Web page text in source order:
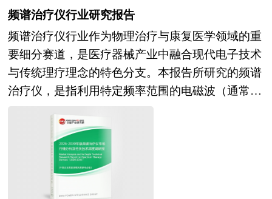
部、国家发改委、国家经济信息中心、国务院发展
研究中心、国家海关总署、全国商业信息中心、中
国经济景气监测中心、中国行业研究网、全国及海
外相关报刊杂志的基础信息以及试剂行业研究单位
等公布和提供的大量资料。报告对我国试剂行业的
析，重点分析了国内外试剂行业的发展现状、如何
面对行业的发展挑战、行业的发展建议、行业竞争
力，以及行业的投资分析和趋势预测等等。报告还
综合了试剂行业的整体发展动态，对行业在产品方
面提供了参考建议和具体解决办法。报告对于试剂
业激励机制将更加优化；治理升级维度，大健康产
业标准体系、质量监管及信用评价机制的完善，将
净化市场环境，提升行业发展质量。 本研究咨询
报告由中研普华咨询公司领衔撰写，在大量周密的
市场调研基础上，主要依据了国家统计局、国家商
展研究中心、国家海关总署、全国商业信息中心、
中国经济景气监测中心、中国行业研究网、全国及
海外相关报刊杂志的基础信息以及大健康行业研究
单位等公布和提供的大量资料。报告对我国大健康
色合成工艺、节能减排技术和循环经济模式也日益
成为原料药制造业的重要发展方向。 原料药行业
研究报告主要分析了原料药行业的国内外发展概
况、行业的发展环境、市场分析（市场规模、市场
结构、市场特点等）、竞争分析（行业集中度、竞
析、用户分析、替代品和互补品分析、行业主导驱
动因素、行业渠道分析、行业赢利能力、行业成长
性、行业偿债能力、行业营运能力、原料药行业重
点企业分析、子行业分析、区域市场分析、行业风
险分析、行业发展前景预测及相关的经营、投资建
局，如基因编辑、细胞治疗、AI辅助药物研发等领
业特征分析、产业发展目标和发展定位、产业发展
重点方向、产业空间引导和产业发展政策等。随着
中国对外开放程度的深化，经济全球化和区域化对
产业发展的影响显著增强，产业间的竞争层次和深
度也发生了变化。因此，科学预测产业发展趋势和
空间变化态势，对产业发展和规划具有重要的意
义。中研普华拥有28年的产业规划、细分市场研究
及大量项目运作经验，业务覆盖全球。累积300多
个产业园区规划落地项目案例，拥有丰富的产业园
频谱治疗仪行业研究报告
频谱治疗仪行业作为物理治疗与康复医学领域的重
要细分赛道，是医疗器械产业中融合现代电子技术
与传统理疗理念的特色分支。本报告所研究的频谱
治疗仪，是指利用特定频率范围的电磁波（通常涵
非热生物效应，通过改善局部血液循环、促进组织
代谢及调节免疫功能等机制，达到消炎镇痛、伤口
愈合及慢性病辅助治疗目的的二类或三类医疗器
械。该行业横跨生物医学工程、电磁场理论、材料